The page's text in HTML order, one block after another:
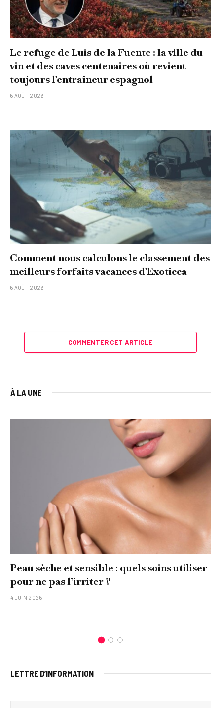
Le refuge de Luis de la Fuente : la ville du
vin et des caves centenaires où revient
toujours l'entraîneur espagnol
6 AOÛT 2026
Comment nous calculons le classement des
meilleurs forfaits vacances d'Exoticca
6 AOÛT 2026
COMMENTER CET ARTICLE
À LA UNE
Peau sèche et sensible : quels soins utiliser
pour ne pas l’irriter ?
4 JUIN 2026
LETTRE D’INFORMATION